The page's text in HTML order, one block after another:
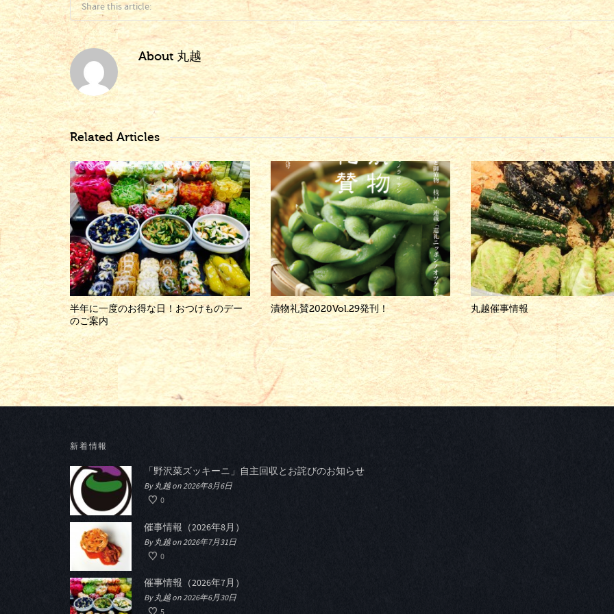
Share this article:
About丸越
Related Articles
半年に一度のお得な日！おつけものデー
のご案内
漬物礼賛2020Vol.29発刊！ 丸越催事情報
新着情報
「野沢菜ズッキーニ」自主回収とお詫びのお知らせ
By 丸越 on 2026年8月6日
0
催事情報（2026年8月）
By 丸越 on 2026年7月31日
0
催事情報（2026年7月）
By 丸越 on 2026年6月30日